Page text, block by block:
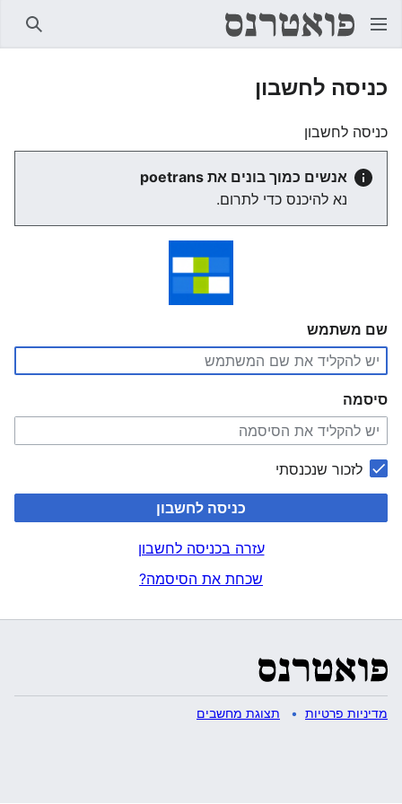
כניסה לחשבון
כניסה לחשבון
אנשים כמוך בונים את poetrans
נא להיכנס כדי לתרום.
שם משתמש
סיסמה
לזכור שנכנסתי
כניסה לחשבון
עזרה בכניסה לחשבון
שכחת את הסיסמה?
מדיניות פרטיות תצוגת מחשבים